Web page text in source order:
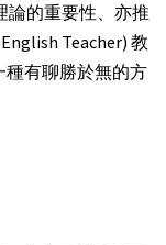
論的重要性、亦推
Teacher) 教
有聊勝於無的方